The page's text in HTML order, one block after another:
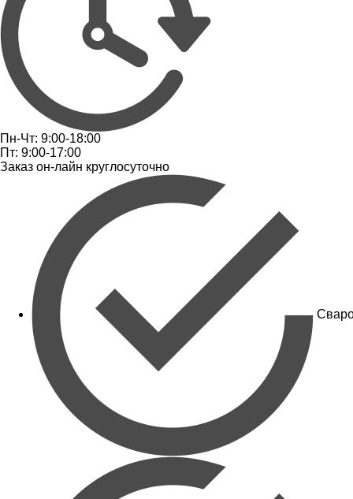
Пн-Чт: 9:00-18:00
Пт: 9:00-17:00
Заказ он-лайн круглосуточно